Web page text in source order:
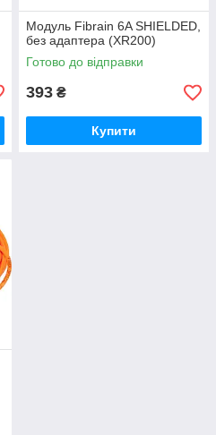
Модуль Fibrain 6A SHIELDED,
без адаптера (XR200)
Готово до відправки
393 ₴
Купити